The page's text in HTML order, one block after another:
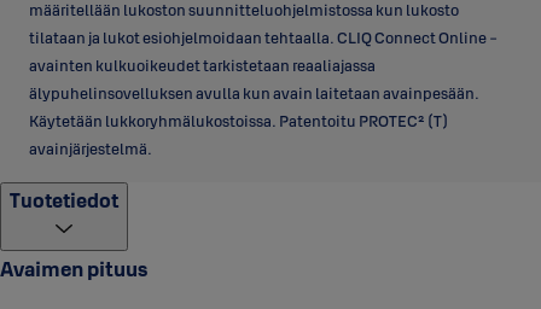
määritellään lukoston suunnitteluohjelmistossa kun lukosto
tilataan ja lukot esiohjelmoidaan tehtaalla. CLIQ Connect Online -
avainten kulkuoikeudet tarkistetaan reaaliajassa
älypuhelinsovelluksen avulla kun avain laitetaan avainpesään.
Käytetään lukkoryhmälukostoissa. Patentoitu PROTEC² (T)
avainjärjestelmä.
Tuotetiedot
Avaimen pituus